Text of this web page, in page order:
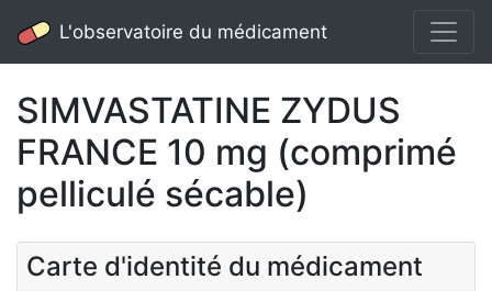
L'observatoire du médicament
SIMVASTATINE ZYDUS
FRANCE 10 mg (comprimé
pelliculé sécable)
Carte d'identité du médicament